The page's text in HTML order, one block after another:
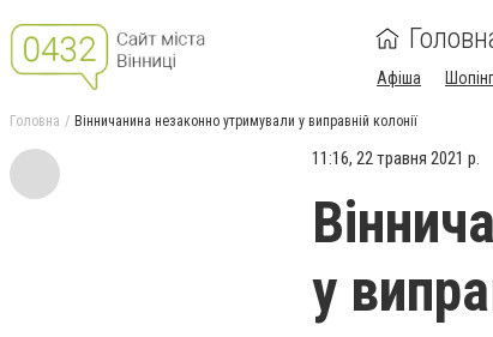
Афіша Шопінг
Головна Вінничанина незаконно утримували у виправній колонії
11:16, 22 травня 2021 р.
у